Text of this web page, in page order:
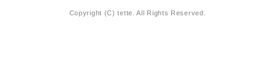
Copyright (C) tette. All Rights Reserved.